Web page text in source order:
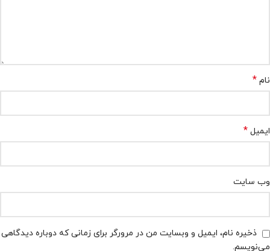
نام *
ایمیل *
وب‌ سایت
ذخیره نام، ایمیل و وبسایت من در مرورگر برای زمانی که دوباره دیدگاهی
می‌نویسم.